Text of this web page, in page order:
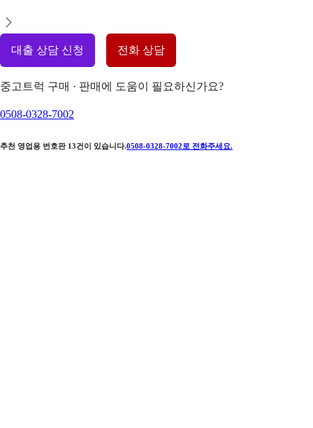
대출 상담 신청 전화 상담
중고트럭 구매 · 판매에 도움이 필요하신가요?
0508-0328-7002
추천 영업용 번호판 13건이 있습니다.0508-0328-7002 로 전화주세요.